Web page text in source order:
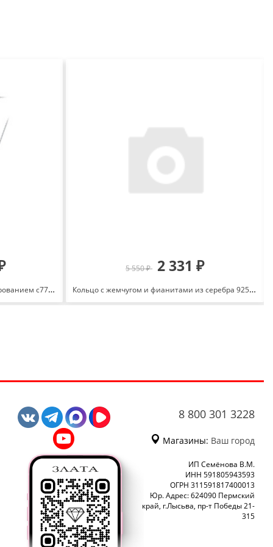
Колье Капля из серебра 925 с родированием с770180
5 550 ₽ 2 331 ₽
Кольцо с жемчугом и фианитами из серебра 925 с родированием 1.0434.0.b
8 800 301 3228
Магазины: Ваш город
ИП Семёнова В.М.
ИНН 591805943593
ОГРН 311591817400013
Юр. Адрес: 624090 Пермский
край, г.Лысьва, пр-т Победы 21-
315